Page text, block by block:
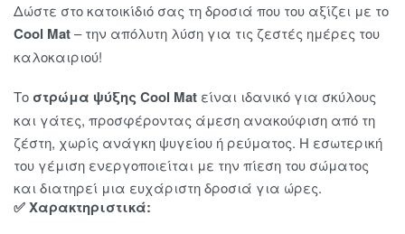
Δώστε στο κατοικίδιό σας τη δροσιά που του αξίζει με το
Cool Mat– την απόλυτη λύση για τις ζεστές ημέρες του
καλοκαιριού!
Το στρώμα ψύξης Cool Mat είναι ιδανικό για σκύλους
και γάτες, προσφέροντας άμεση ανακούφιση από τη
ζέστη, χωρίς ανάγκη ψυγείου ή ρεύματος. Η εσωτερική
του γέμιση ενεργοποιείται με την πίεση του σώματος
και διατηρεί μια ευχάριστη δροσιά για ώρες.
✅ Χαρακτηριστικά: